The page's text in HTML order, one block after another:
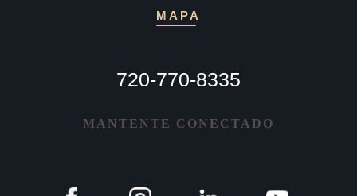
MAPA
720-770-8335
MANTENTE CONECTADO